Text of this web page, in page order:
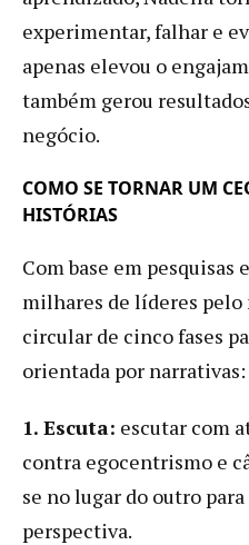
experimentar, falhar e
apenas elevou o
também gerou
negócio.
COMO SE TORNAR UM
HISTÓRIAS
Com base em pesquisas
milhares de líderes pelo
circular de cinco fases
orientada por narrativas:
1. Escuta: escutar com
contra egocentrismo e
se no lugar do outro
perspectiva.